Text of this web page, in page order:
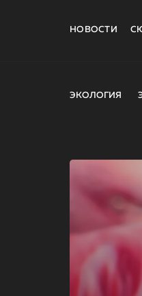
НОВОСТИ
ЭКОЛОГИЯ